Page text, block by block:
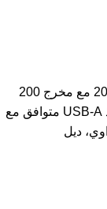
باور بانك برايم من انكر، شاحن محمول 20000mAh مع مخرج 200
واط، شاشة رقمية ذكية، 2 منفذ USB-C و1 منفذ USB-A متوافق مع